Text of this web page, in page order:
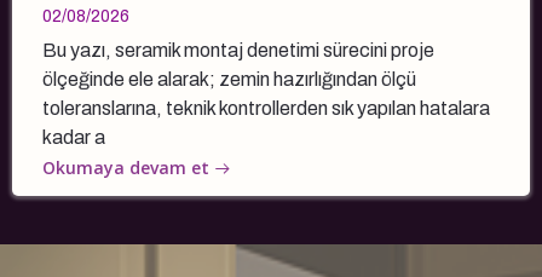
02/08/2026
Bu yazı, seramik montaj denetimi sürecini proje
ölçeğinde ele alarak; zemin hazırlığından ölçü
toleranslarına, teknik kontrollerden sık yapılan hatalara
kadar a
Okumaya devam et